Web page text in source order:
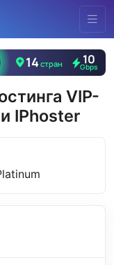
VIP-
IPhoster